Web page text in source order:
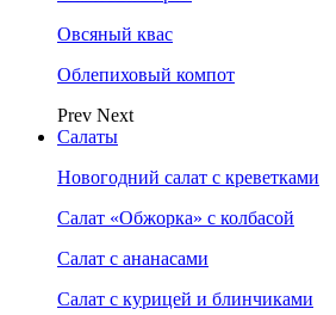
Овсяный квас
Облепиховый компот
Prev Next
Салаты
Новогодний салат с креветками
Салат «Обжорка» с колбасой
Салат с ананасами
Салат с курицей и блинчиками